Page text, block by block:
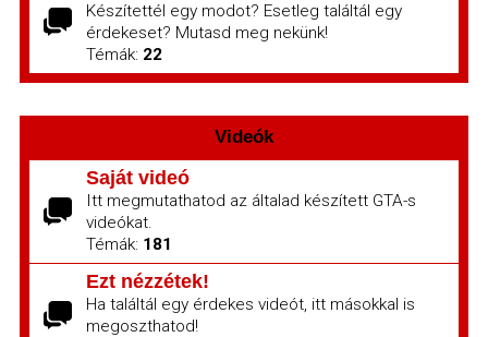
Készítettél egy modot? Esetleg találtál egy
érdekeset? Mutasd meg nekünk!
Témák: 22
Videók
Saját videó
Itt megmutathatod az általad készített GTA-s
videókat.
Témák: 181
Ezt nézzétek!
Ha találtál egy érdekes videót, itt másokkal is
megoszthatod!